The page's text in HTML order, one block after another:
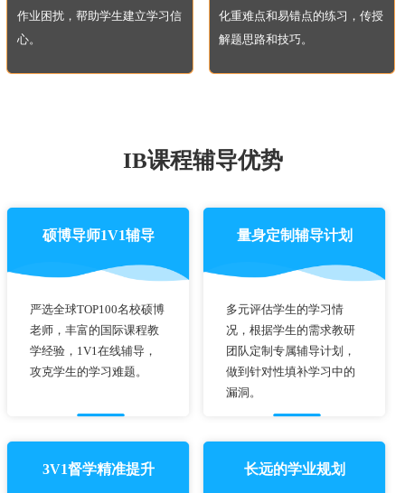
作业困扰，帮助学生建立学习信
心。
化重难点和易错点的练习，传授
解题思路和技巧。
IB课程辅导优势
硕博导师1V1辅导
严选全球TOP100名校硕博
老师，丰富的国际课程教
学经验，1V1在线辅导，
攻克学生的学习难题。
量身定制辅导计划
多元评估学生的学习情
况，根据学生的需求教研
团队定制专属辅导计划，
做到针对性填补学习中的
漏洞。
3V1督学精准提升 长远的学业规划